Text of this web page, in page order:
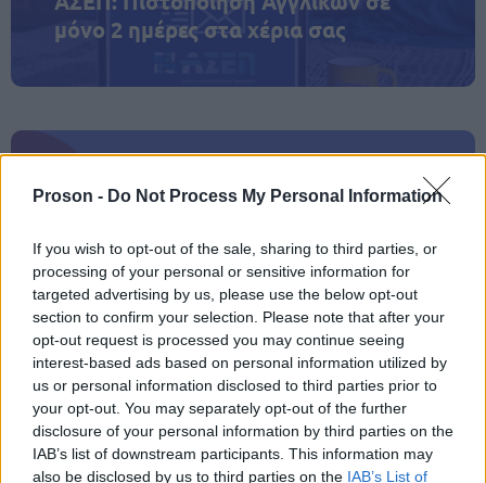
Proson - Do Not Process My Personal Information
If you wish to opt-out of the sale, sharing to third parties, or
processing of your personal or sensitive information for
targeted advertising by us, please use the below opt-out
section to confirm your selection. Please note that after your
opt-out request is processed you may continue seeing
interest-based ads based on personal information utilized by
us or personal information disclosed to third parties prior to
your opt-out. You may separately opt-out of the further
disclosure of your personal information by third parties on the
IAB’s list of downstream participants. This information may
also be disclosed by us to third parties on the IAB’s List of
μόνο 2 ημέρες στα χέρια σας
ΑΣΕΠ: Εξ αποστάσεως η πιο Εύκολη
μέρες
Μάθε πρώτος όλες τις σημαντικές
ειδήσεις.
Βάλε το proson.gr στα αποτελέσματα
αναζήτησης της Google